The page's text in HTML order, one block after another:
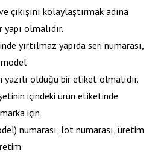
çıkışını kolaylaştırmak adına
olmalıdır.
yırtılmaz yapıda seri numarası,
model
yazılı olduğu bir etiket olmalıdır.
içindeki ürün etiketinde
için
numarası, lot numarası, üretim